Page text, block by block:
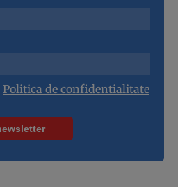
Politica de confidentialitate